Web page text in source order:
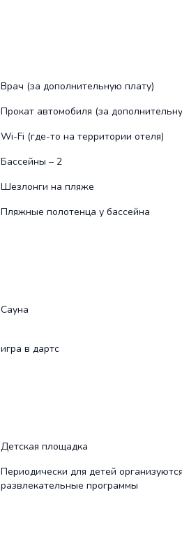
Врач (за дополнительную плату)
Прокат автомобиля (за
Wi-Fi (где-то на территории отеля)
Бассейны – 2
Шезлонги на пляже
Пляжные полотенца у бассейна
Сауна
игра в дартс
Детская площадка
Периодически для детей организуются
развлекательные программы